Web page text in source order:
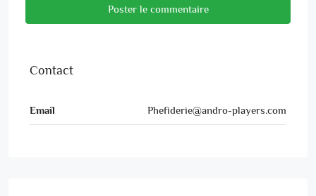
Poster le commentaire
Contact
Email Phefiderie@andro-players.com